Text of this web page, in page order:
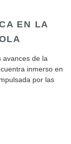
EN LA
avances de la
inmerso en
por las